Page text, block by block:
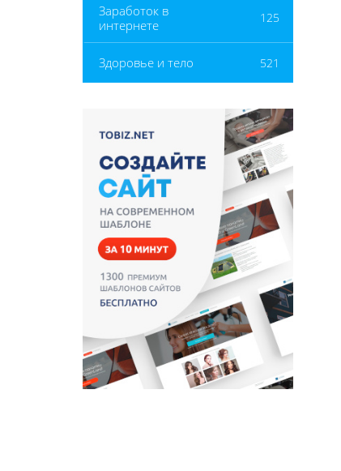
Заработок в
интернете
125
Здоровье и тело 521